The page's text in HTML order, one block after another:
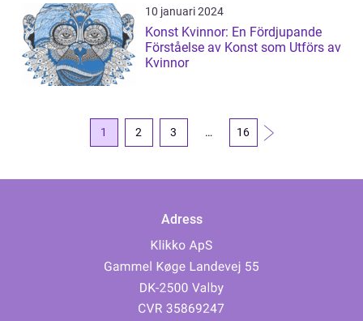
10 januari 2024
Konst Kvinnor: En Fördjupande
Förståelse av Konst som Utförs av
Kvinnor
1 2 3 … 16
Adress